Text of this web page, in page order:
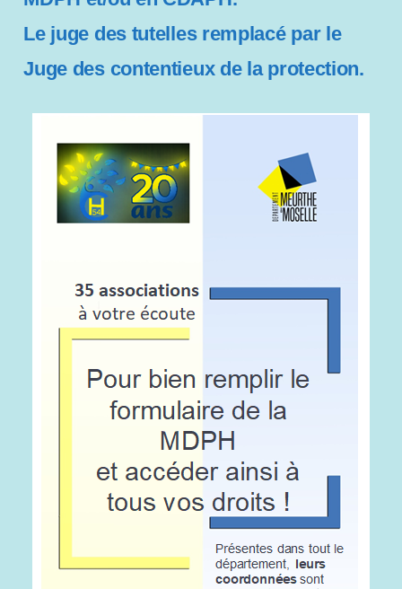
Le juge des tutelles remplacé par le
Juge des contentieux de la protection.